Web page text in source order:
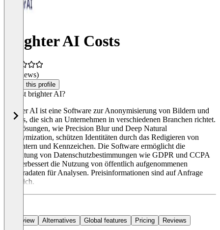
brighter AI Costs
(0 reviews)
Claim this profile
Was ist brighter AI?
brighter AI ist eine Software zur Anonymisierung von Bildern und
Videos, die sich an Unternehmen in verschiedenen Branchen richtet.
Die Lösungen, wie Precision Blur und Deep Natural
Anonymization, schützen Identitäten durch das Redigieren von
Gesichtern und Kennzeichen. Die Software ermöglicht die
Einhaltung von Datenschutzbestimmungen wie GDPR und CCPA
und verbessert die Nutzung von öffentlich aufgenommenen
Kameradaten für Analysen. Preisinformationen sind auf Anfrage
erhältlich.
Overview Alternatives Global features Pricing Reviews